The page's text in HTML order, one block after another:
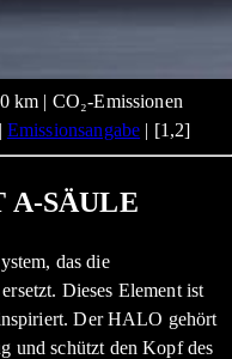
km | CO₂-Emissionen
Emissionsangabe | [1,2]
A-SÄULE
das die
Dieses Element ist
Der HALO gehört
und schützt den Kopf des